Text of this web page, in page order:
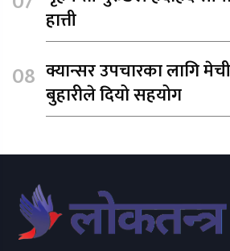
हात्ती
क्यान्सर उपचारका लागि
बुहारीले दियो सहयोग